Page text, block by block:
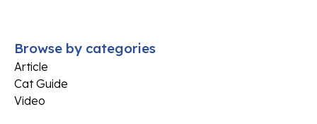
Browse by categories
Article
Cat Guide
Video